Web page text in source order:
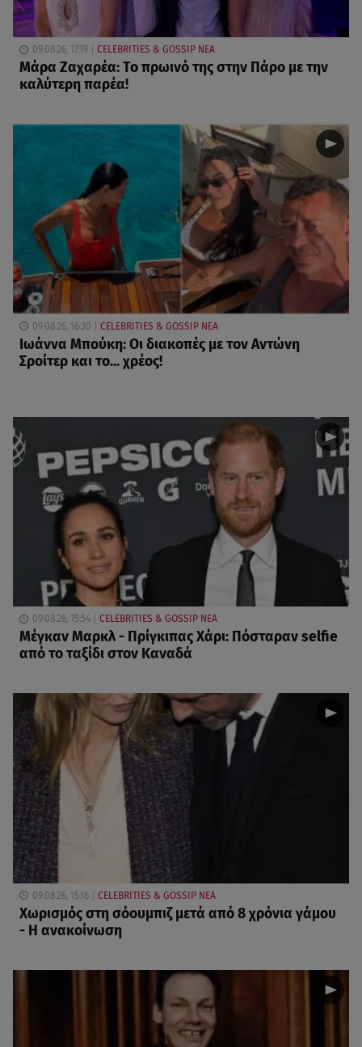
09.08.26, 17:19 CELEBRITIES & GOSSIP ΝΕΑ
Μάρα Ζαχαρέα: Το πρωινό της στην Πάρο με την
καλύτερη παρέα!
09.08.26, 16:30 CELEBRITIES & GOSSIP ΝΕΑ
Ιωάννα Μπούκη: Οι διακοπές με τον Αντώνη
Σροίτερ και το... χρέος!
09.08.26, 15:54 CELEBRITIES & GOSSIP ΝΕΑ
Μέγκαν Μαρκλ - Πρίγκιπας Χάρι: Πόσταραν selfie
από το ταξίδι στον Καναδά
09.08.26, 15:16 CELEBRITIES & GOSSIP ΝΕΑ
Χωρισμός στη σόουμπιζ μετά από 8 χρόνια γάμου
- Η ανακοίνωση